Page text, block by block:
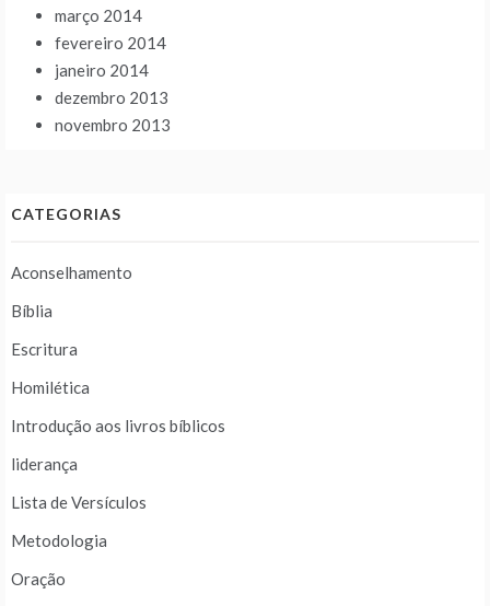
março 2014
fevereiro 2014
janeiro 2014
dezembro 2013
novembro 2013
CATEGORIAS
Aconselhamento
Bíblia
Escritura
Homilética
Introdução aos livros bíblicos
liderança
Lista de Versículos
Metodologia
Oração